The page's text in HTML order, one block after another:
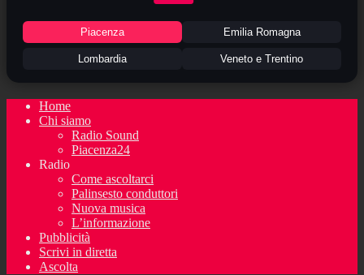
Piacenza Emilia Romagna
Lombardia Veneto e Trentino
Home
Chi siamo
Radio Sound
Piacenza24
Radio
Come ascoltarci
Palinsesto conduttori
Nuova musica
L’informazione
Pubblicità
Scrivi in diretta
Ascolta